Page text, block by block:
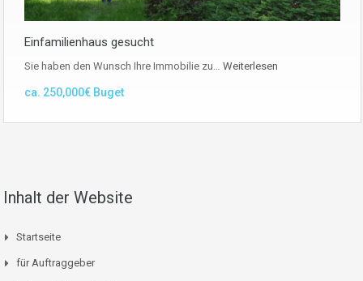
Einfamilienhaus gesucht
Sie haben den Wunsch Ihre Immobilie zu… Weiterlesen
ca. 250,000€ Buget
Inhalt der Website
Startseite
für Auftraggeber